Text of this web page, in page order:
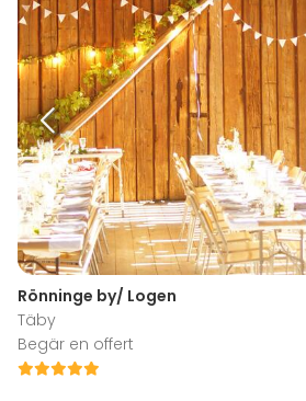
Rönninge by/ Logen
Täby
Begär en offert